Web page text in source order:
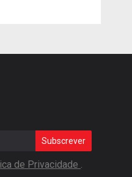
Subscrever
de Privacidade .